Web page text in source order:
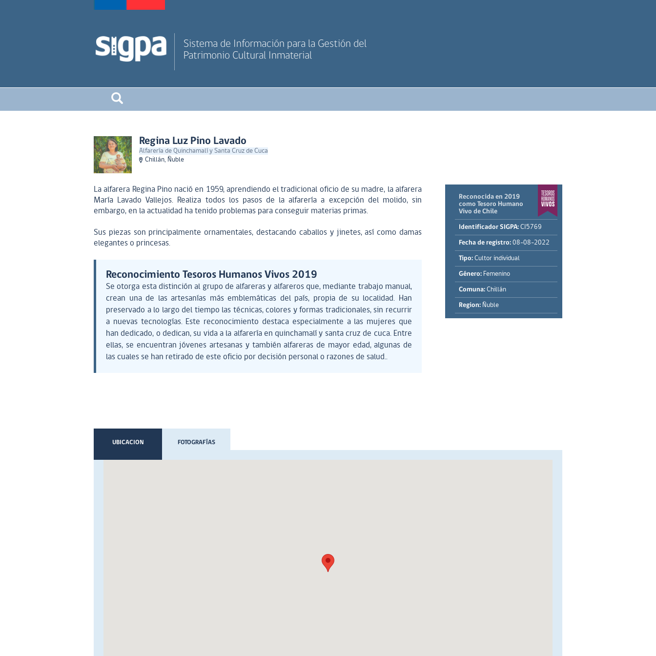
Sistema de Información para la Gestión del
Patrimonio Cultural Inmaterial
Regina Luz Pino Lavado
Alfarería de Quinchamalí y Santa Cruz de Cuca
Chillán, Ñuble
La alfarera Regina Pino nació en 1959, aprendiendo el tradicional oficio de su madre, la alfarera
María Lavado Vallejos. Realiza todos los pasos de la alfarería a excepción del molido, sin
embargo, en la actualidad ha tenido problemas para conseguir materias primas.
Sus piezas son principalmente ornamentales, destacando caballos y jinetes, así como damas
elegantes o princesas.
Reconocimiento Tesoros Humanos Vivos 2019
Se otorga esta distinción al grupo de alfareras y alfareros que, mediante trabajo manual,
crean una de las artesanías más emblemáticas del país, propia de su localidad. Han
preservado a lo largo del tiempo las técnicas, colores y formas tradicionales, sin recurrir
a nuevas tecnologías. Este reconocimiento destaca especialmente a las mujeres que
han dedicado, o dedican, su vida a la alfarería en quinchamalí y santa cruz de cuca. Entre
ellas, se encuentran jóvenes artesanas y también alfareras de mayor edad, algunas de
las cuales se han retirado de este oficio por decisión personal o razones de salud..
Reconocida en 2019
como Tesoro Humano
Vivo de Chile
Identificador SIGPA: CI5769
Fecha de registro: 08-08-2022
Tipo: Cultor individual
Género: Femenino
Comuna: Chillán
Region: Ñuble
UBICACION FOTOGRAFÍAS